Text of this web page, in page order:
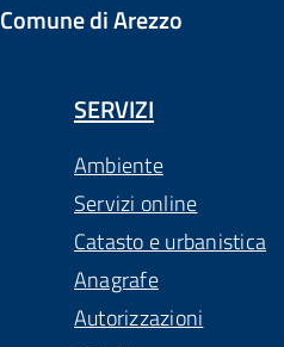
Comune di Arezzo
SERVIZI
Ambiente
Servizi online
Catasto e urbanistica
Anagrafe
Autorizzazioni